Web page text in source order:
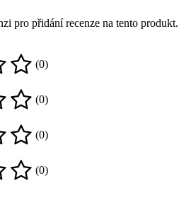
pro přidání recenze na tento produkt.
(0)
(0)
(0)
(0)